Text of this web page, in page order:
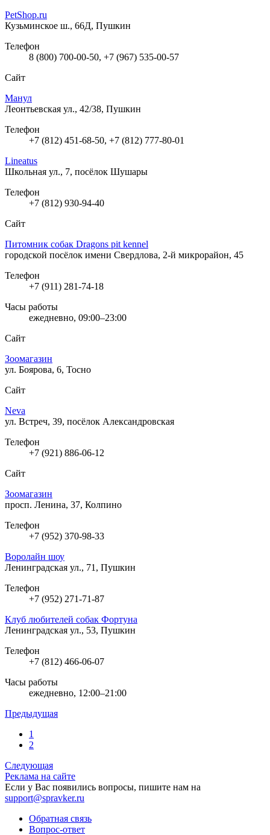
PetShop.ru
Кузьминское ш., 66Д, Пушкин
Телефон
8 (800) 700-00-50, +7 (967) 535-00-57
Сайт
Манул
Леонтьевская ул., 42/38, Пушкин
Телефон
+7 (812) 451-68-50, +7 (812) 777-80-01
Lineatus
Школьная ул., 7, посёлок Шушары
Телефон
+7 (812) 930-94-40
Сайт
Питомник собак Dragons pit kennel
городской посёлок имени Свердлова, 2-й микрорайон, 45
Телефон
+7 (911) 281-74-18
Часы работы
ежедневно, 09:00–23:00
Сайт
Зоомагазин
ул. Боярова, 6, Тосно
Сайт
Neva
ул. Встреч, 39, посёлок Александровская
Телефон
+7 (921) 886-06-12
Сайт
Зоомагазин
просп. Ленина, 37, Колпино
Телефон
+7 (952) 370-98-33
Воролайн шоу
Ленинградская ул., 71, Пушкин
Телефон
+7 (952) 271-71-87
Клуб любителей собак Фортуна
Ленинградская ул., 53, Пушкин
Телефон
+7 (812) 466-06-07
Часы работы
ежедневно, 12:00–21:00
Предыдущая
1
2
Следующая
Реклама на сайте
Если у Вас появились вопросы, пишите нам на
support@spravker.ru
Обратная связь
Вопрос-ответ